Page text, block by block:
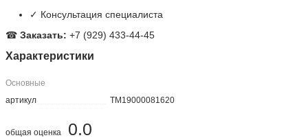
✓ Консультация специалиста
☎Заказать: +7 (929) 433-44-45
Характеристики
Основные
артикул
TM19000081620
0.0
общая оценка